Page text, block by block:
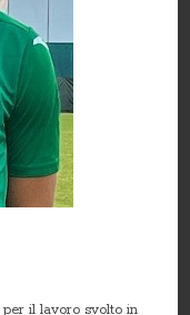
il lavoro svolto in